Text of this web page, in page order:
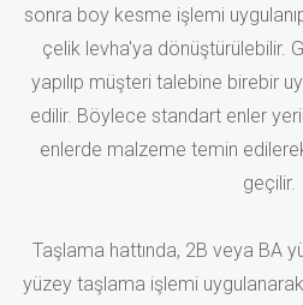
sonra boy kesme işlemi
çelik levha'ya dönüştürülebilir.
yapılıp müşteri talebine birebir
edilir. Böylece standart enler
enlerde malzeme temin
geçilir.
Taşlama hattında, 2B veya BA
yüzey taşlama işlemi